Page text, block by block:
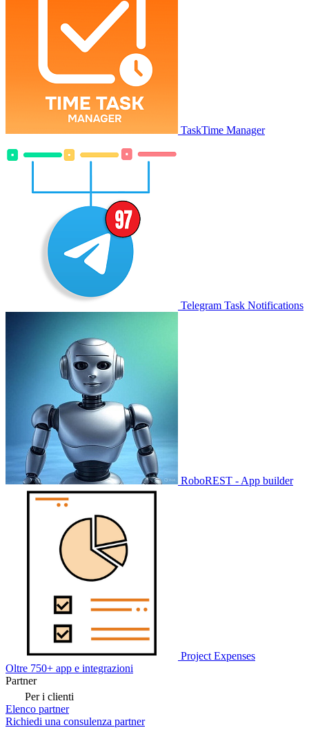
TaskTime Manager
Telegram Task Notifications
RoboREST - App builder
Project Expenses
Oltre 750+ app e integrazioni
Partner
Per i clienti
Elenco partner
Richiedi una consulenza partner